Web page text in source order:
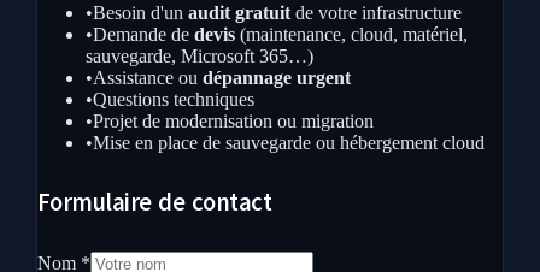
•Besoin d'un audit gratuitde votre infrastructure
•Demande de devis(maintenance, cloud, matériel,
sauvegarde, Microsoft 365…)
•Assistance ou dépannage urgent
•Questions techniques
•Projet de modernisation ou migration
•Mise en place de sauvegarde ou hébergement cloud
Formulaire de contact
Nom *